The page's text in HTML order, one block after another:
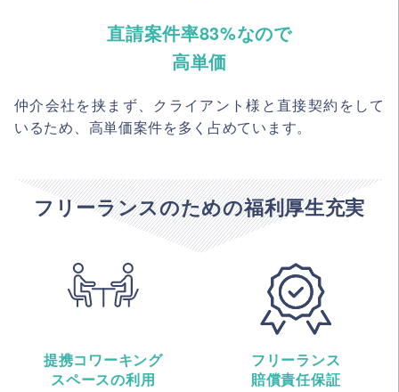
直請案件率83%なので
高単価
仲介会社を挟まず、クライアント様と直接契約をして
いるため、高単価案件を多く占めています。
フリーランスのための福利厚生充実
提携コワーキング
スペースの利用
フリーランス
賠償責任保証